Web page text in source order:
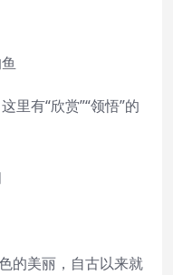
里有“欣赏”“领悟”的
的美丽，自古以来就